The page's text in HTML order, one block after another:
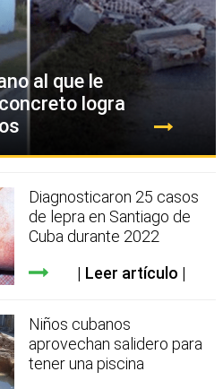
al que le
logra
Diagnosticaron 25 casos
de lepra en Santiago de
Cuba durante 2022
Leer artículo
Niños cubanos
aprovechan salidero para
tener una piscina